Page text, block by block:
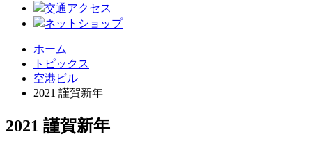
交通アクセス
ネットショップ
ホーム
トピックス
空港ビル
2021 謹賀新年
2021 謹賀新年